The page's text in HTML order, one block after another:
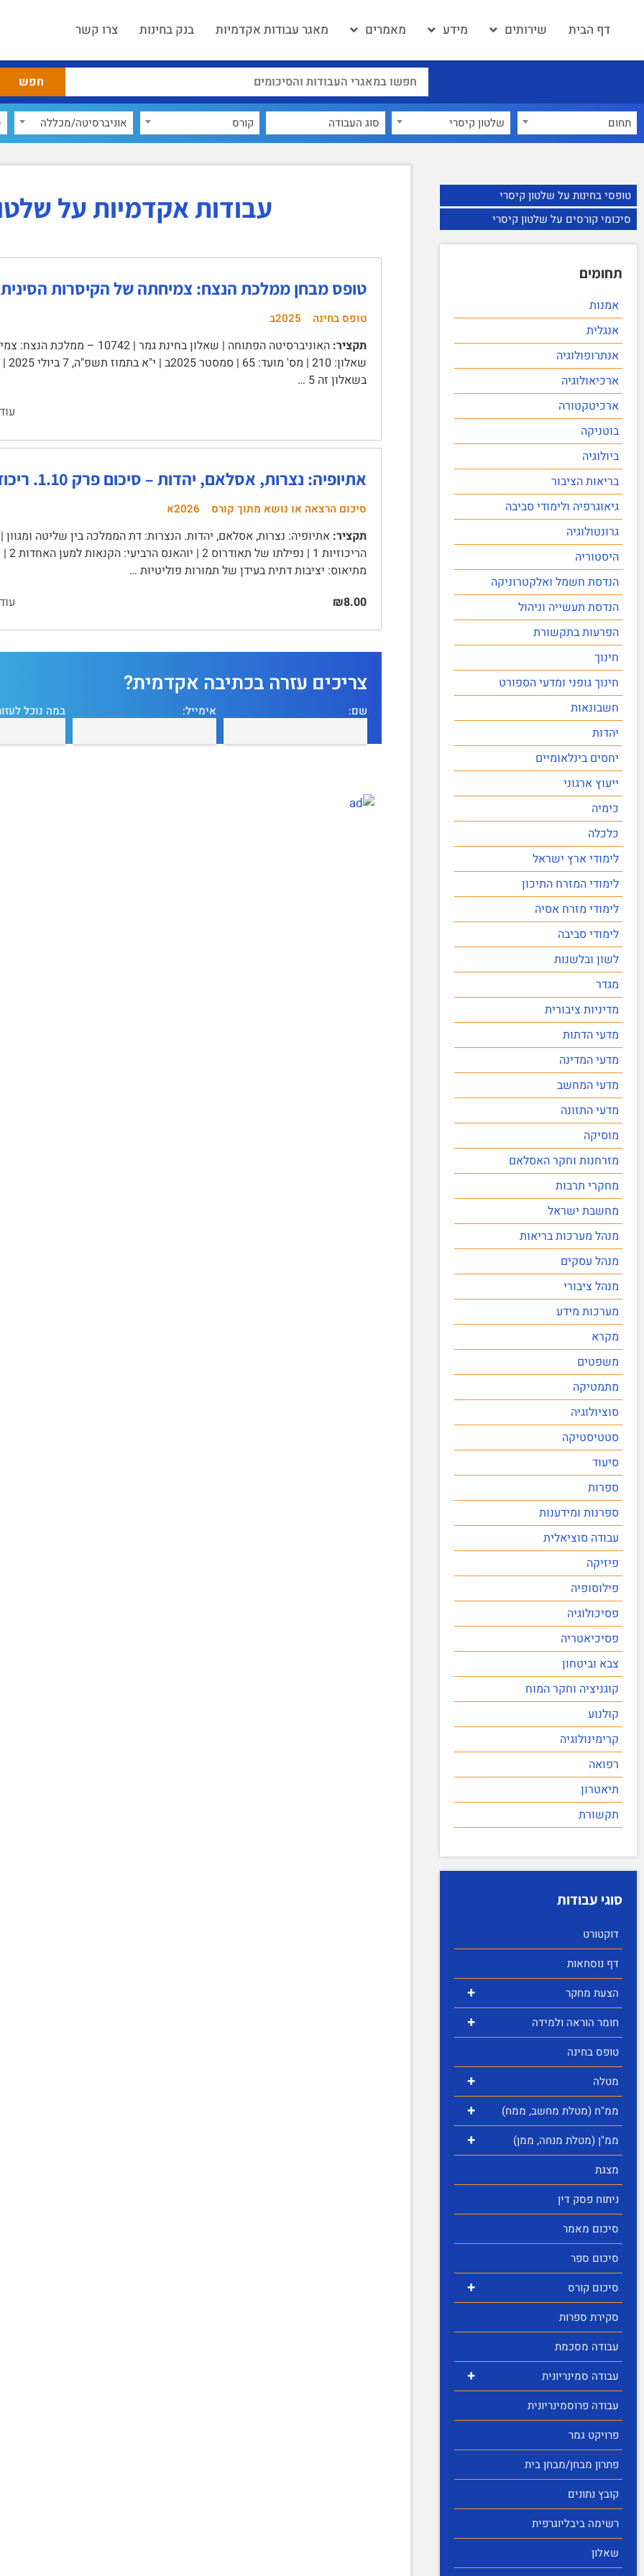
דף הבית שירותים מידע מאמרים מאגר עבודות אקדמיות בנק בחינות צרו קשר
תחום שלטון קיסרי קורס אוניברסיטה/מכללה
טופסי בחינות על שלטון קיסרי
סיכומי קורסים על שלטון קיסרי
תחומים
אמנות
אנגלית
אנתרופולוגיה
ארכיאולוגיה
ארכיטקטורה
בוטניקה
ביולוגיה
בריאות הציבור
גיאוגרפיה ולימודי סביבה
גרונטולוגיה
היסטוריה
הנדסת חשמל ואלקטרוניקה
הנדסת תעשייה וניהול
הפרעות בתקשורת
חינוך
חינוך גופני ומדעי הספורט
חשבונאות
יהדות
יחסים בינלאומיים
ייעוץ ארגוני
כימיה
כלכלה
לימודי ארץ ישראל
לימודי המזרח התיכון
לימודי מזרח אסיה
לימודי סביבה
לשון ובלשנות
מגדר
מדיניות ציבורית
מדעי הדתות
מדעי המדינה
מדעי המחשב
מדעי התזונה
מוסיקה
מזרחנות וחקר האסלאם
מחקרי תרבות
מחשבת ישראל
מנהל מערכות בריאות
מנהל עסקים
מנהל ציבורי
מערכות מידע
מקרא
משפטים
מתמטיקה
סוציולוגיה
סטטיסטיקה
סיעוד
ספרות
ספרנות ומידענות
עבודה סוציאלית
פיזיקה
פילוסופיה
פסיכולוגיה
פסיכיאטריה
צבא וביטחון
קוגניציה וחקר המוח
קולנוע
קרימינולוגיה
רפואה
תיאטרון
תקשורת
סוגי עבודות
דוקטורט
דף נוסחאות
+ הצעת מחקר
+
חומר הוראה ולמידה
טופס בחינה
+ מטלה
+ ממ"ח (מטלת מחשב, ממח)
+
ממ"ן (מטלת מנחה, ממן)
מצגת
ניתוח פסק דין
סיכום מאמר
סיכום ספר
+
סיכום קורס
סקירת ספרות
עבודה מסכמת
+
עבודה סמינריונית
עבודה פרוסמינריונית
פרויקט גמר
פתרון מבחן/מבחן בית
קובץ נתונים
רשימה ביבליוגרפית
שאלון
עבודות אקדמיות על
טופס מבחן ממלכת הנצח: צמיחתה של הקיסרות הסינית
טופס בחינה 2025ב
תקציר:
האוניברסיטה הפתוחה | שאלון
בשאלון זה 5 …
אתיופיה: נצרות, אסלאם, יהדות – סיכום פרק 1.10. ריכוזיות, מודרניזציה ואיחוד
סיכום הרצאה או נושא מתוך קורס 2026א
תקציר: אתיופיה: נצרות, אסלאם, יהדות. הנצרות: דת הממלכה בין שליטה
מתיאוס: יציבות דתית בעידן של תמורות פוליטיות …
₪8.00
צריכים עזרה בכתיבה אקדמית?
שם: אימייל: במה נוכל